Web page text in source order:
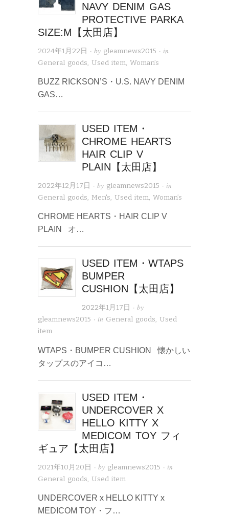
NAVY DENIM GAS
PROTECTIVE PARKA
SIZE:M【太田店】
2024年1月22日 · by gleamnews2015 · in
General goods, Used item, Woman’s
BUZZ RICKSON’S・U.S. NAVY DENIM
GAS…
USED ITEM・
CHROME HEARTS
HAIR CLIP V
PLAIN【太田店】
2022年12月17日 · by gleamnews2015 · in
General goods, Men's, Used item, Woman’s
CHROME HEARTS・HAIR CLIP V
PLAIN オ…
USED ITEM・WTAPS
BUMPER
CUSHION【太田店】
2022年1月17日 · by
gleamnews2015 · in General goods, Used
item
WTAPS・BUMPER CUSHION 懐かしい
タップスのアイコ…
USED ITEM・
UNDERCOVER X
HELLO KITTY X
MEDICOM TOY フィ
ギュア【太田店】
2021年10月20日 · by gleamnews2015 · in
General goods, Used item
UNDERCOVER x HELLO KITTY x
MEDICOM TOY・フ…